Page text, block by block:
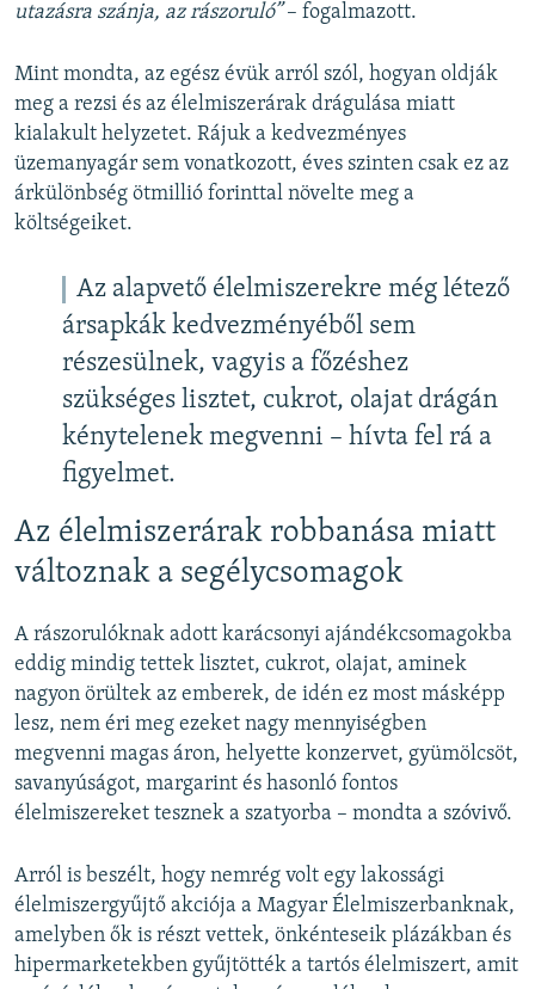
utazásra szánja, az rászoruló”– fogalmazott.
Mint mondta, az egész évük arról szól, hogyan oldják
meg a rezsi és az élelmiszerárak drágulása miatt
kialakult helyzetet. Rájuk a kedvezményes
üzemanyagár sem vonatkozott, éves szinten csak ez az
árkülönbség ötmillió forinttal növelte meg a
költségeiket.
Az alapvető élelmiszerekre még létező
ársapkák kedvezményéből sem
részesülnek, vagyis a főzéshez
szükséges lisztet, cukrot, olajat drágán
kénytelenek megvenni – hívta fel rá a
figyelmet.
Az élelmiszerárak robbanása miatt
változnak a segélycsomagok
A rászorulóknak adott karácsonyi ajándékcsomagokba
eddig mindig tettek lisztet, cukrot, olajat, aminek
nagyon örültek az emberek, de idén ez most másképp
lesz, nem éri meg ezeket nagy mennyiségben
megvenni magas áron, helyette konzervet, gyümölcsöt,
savanyúságot, margarint és hasonló fontos
élelmiszereket tesznek a szatyorba – mondta a szóvivő.
Arról is beszélt, hogy nemrég volt egy lakossági
élelmiszergyűjtő akciója a Magyar Élelmiszerbanknak,
amelyben ők is részt vettek, önkénteseik plázákban és
hipermarketekben gyűjtötték a tartós élelmiszert, amit